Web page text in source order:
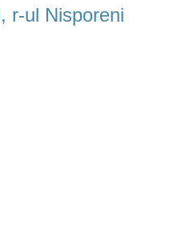
r-ul Nisporeni